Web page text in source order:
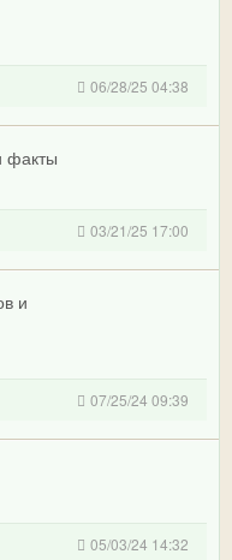
06/28/25 04:38
факты
03/21/25 17:00
и
07/25/24 09:39
05/03/24 14:32